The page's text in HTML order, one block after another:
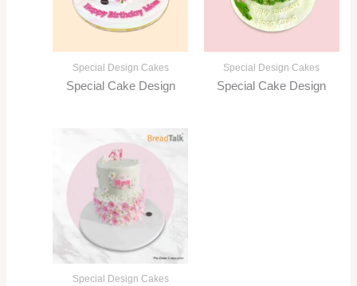
Special Design Cakes
Special Cake Design
Special Design Cakes
Special Cake Design
Special Design Cakes